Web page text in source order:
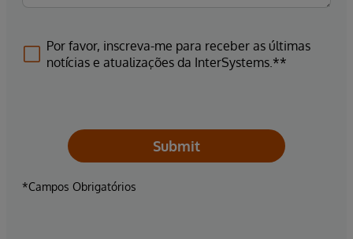
Por favor, inscreva-me para receber as últimas
notícias e atualizações da InterSystems.**
Submit
*Campos Obrigatórios